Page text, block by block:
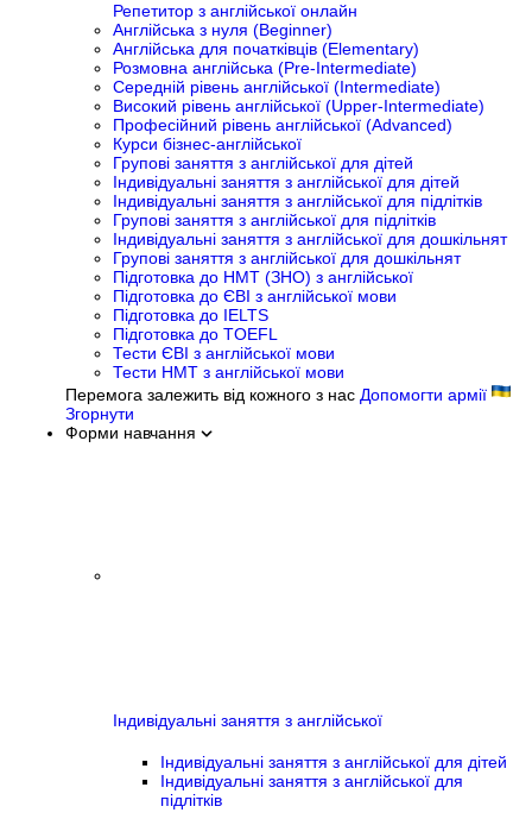
Репетитор з англійської онлайн
Англійська з нуля (Beginner)
Англійська для початківців (Elementary)
Розмовна англійська (Pre-Intermediate)
Середній рівень англійської (Intermediate)
Високий рівень англійської (Upper-Intermediate)
Професійний рівень англійської (Advanced)
Курси бізнес-англійської
Групові заняття з англійської для дітей
Індивідуальні заняття з англійської для дітей
Індивідуальні заняття з англійської для підлітків
Групові заняття з англійської для підлітків
Індивідуальні заняття з англійської для дошкільнят
Групові заняття з англійської для дошкільнят
Підготовка до НМТ (ЗНО) з англійської
Підготовка до ЄВІ з англійської мови
Підготовка до IELTS
Підготовка до TOEFL
Тести ЄВІ з англійської мови
Тести НМТ з англійської мови
Перемога залежить від кожного з нас Допомогти армії
Згорнути
Форми навчання
Індивідуальні заняття з англійської
Індивідуальні заняття з англійської для дітей
Індивідуальні заняття з англійської для
підлітків